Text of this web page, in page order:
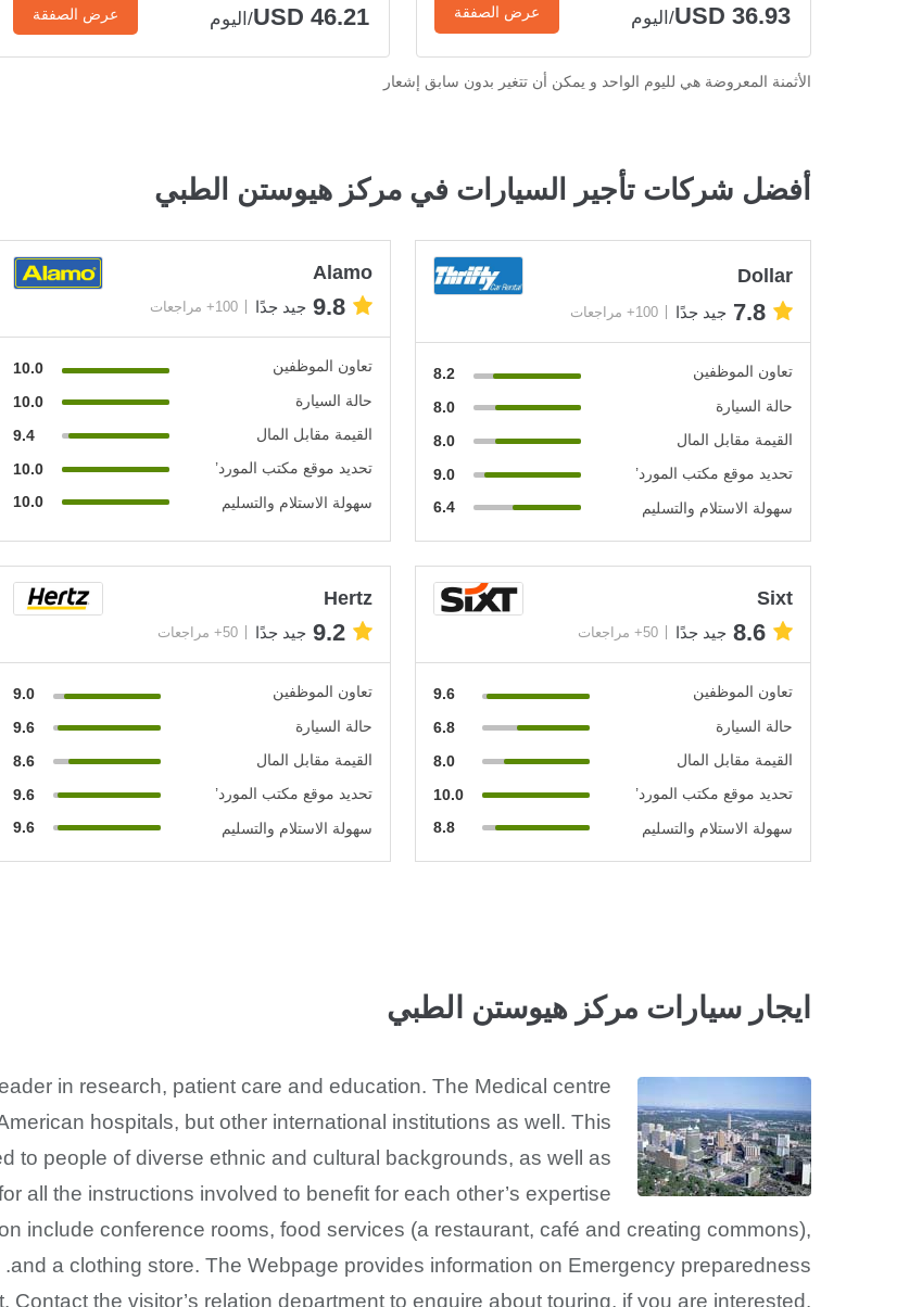
USD 36.93/اليوم عرض الصفقة USD 46.21/اليوم عرض الصفقة
الأثمنة المعروضة هي لليوم الواحد و يمكن أن تتغير بدون سابق إشعار
أفضل شركات تأجير السيارات في مركز هيوستن الطبي
Dollar
7.8 جيد جدًا 100+ مراجعات
تعاون الموظفين
8.2
حالة السيارة
8.0
القيمة مقابل المال
8.0
تحديد موقع مكتب المورد’
9.0
سهولة الاستلام والتسليم
6.4
Alamo
9.8 جيد جدًا 100+ مراجعات
تعاون الموظفين
10.0
حالة السيارة
10.0
القيمة مقابل المال
9.4
تحديد موقع مكتب المورد’
10.0
سهولة الاستلام والتسليم
10.0
Sixt
8.6 جيد جدًا 50+ مراجعات
تعاون الموظفين
9.6
حالة السيارة
6.8
القيمة مقابل المال
8.0
تحديد موقع مكتب المورد’
10.0
سهولة الاستلام والتسليم
8.8
Hertz
9.2 جيد جدًا 50+ مراجعات
تعاون الموظفين
9.0
حالة السيارة
9.6
القيمة مقابل المال
8.6
تحديد موقع مكتب المورد’
9.6
سهولة الاستلام والتسليم
9.6
ايجار سيارات مركز هيوستن الطبي
in research, patient care and education. The Medical centre
hospitals, but other international institutions as well. This
to people of diverse ethnic and cultural backgrounds, as well as
all the instructions involved to benefit for each other’s expertise.
include conference rooms, food services (a restaurant, café and creating commons),
and a clothing store. The Webpage provides information on Emergency preparedness.
Contact the visitor’s relation department to enquire about touring, if you are interested.